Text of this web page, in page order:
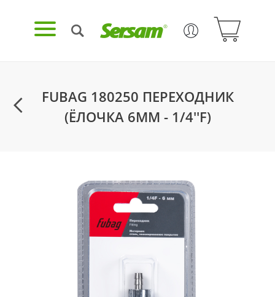
FUBAG 180250 ПЕРЕХОДНИК
(ЁЛОЧКА 6ММ - 1/4''F)